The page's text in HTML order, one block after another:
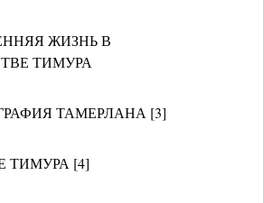
ЖИЗНЬ В
ТИМУРА
ТАМЕРЛАНА [3]
ТИМУРА [4]